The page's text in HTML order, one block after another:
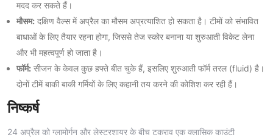
मदद कर सकते हैं।
मौसम: दक्षिण वैल्स में अप्रैल का मौसम अप्रत्याशित हो सकता है। टीमों को संभावित
बाधाओं के लिए तैयार रहना होगा, जिससे तेज स्कोर बनाना या शुरुआती विकेट लेना
और भी महत्वपूर्ण हो जाता है।
फॉर्म: सीजन के केवल कुछ हफ्ते बीत चुके हैं, इसलिए शुरुआती फॉर्म तरल (fluid) है।
दोनों टीमें बाकी बाकी गर्मियों के लिए कहानी तय करने की कोशिश कर रही हैं।
निष्कर्ष
24 अप्रैल को ग्लामोर्गन और लेस्टरशायर के बीच टकराव एक क्लासिक काउंटी